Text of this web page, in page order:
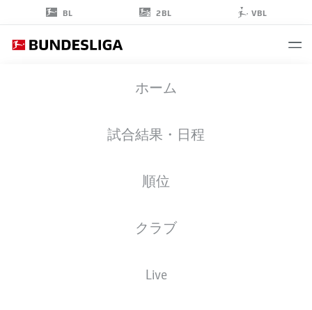
BL 2BL VBL
ホーム
試合結果・日程
順位
クラブ
Live